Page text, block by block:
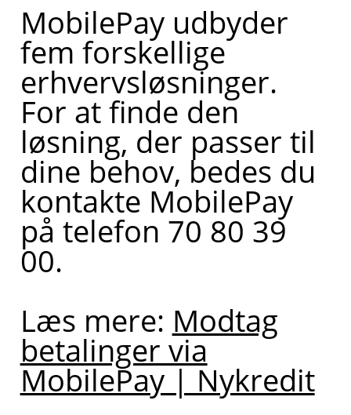
MobilePay udbyder
fem forskellige
erhvervsløsninger.
For at finde den
løsning, der passer til
dine behov, bedes du
kontakte MobilePay
på telefon 70 80 39
00.
Læs mere: Modtag
betalinger via
MobilePay | Nykredit